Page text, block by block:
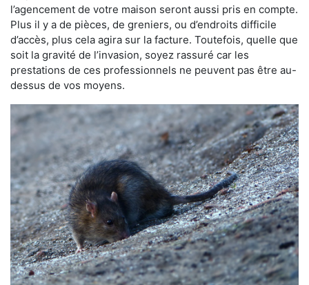
l’agencement de votre maison seront aussi pris en compte.
Plus il y a de pièces, de greniers, ou d’endroits difficile
d’accès, plus cela agira sur la facture. Toutefois, quelle que
soit la gravité de l’invasion, soyez rassuré car les
prestations de ces professionnels ne peuvent pas être au-
dessus de vos moyens.